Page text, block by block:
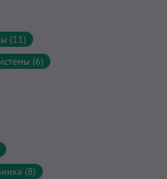
(11)
(6)
(8)